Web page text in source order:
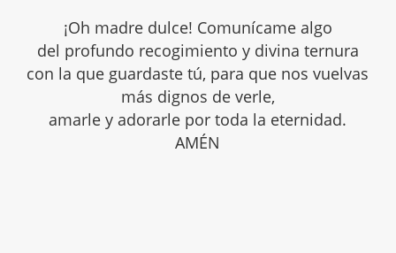
¡Oh madre dulce! Comunícame algo
del profundo recogimiento y divina ternura
con la que guardaste tú, para que nos vuelvas
más dignos de verle,
amarle y adorarle por toda la eternidad.
AMÉN